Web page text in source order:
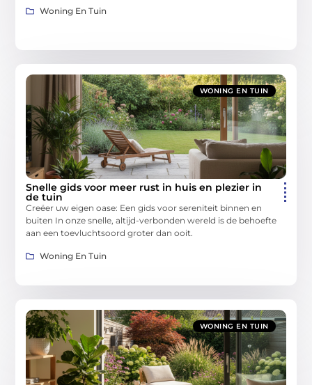
Woning En Tuin
WONING EN TUIN
Snelle gids voor meer rust in huis en plezier in
de tuin
Creëer uw eigen oase: Een gids voor sereniteit binnen en
buiten In onze snelle, altijd-verbonden wereld is de behoefte
aan een toevluchtsoord groter dan ooit.
Woning En Tuin
WONING EN TUIN